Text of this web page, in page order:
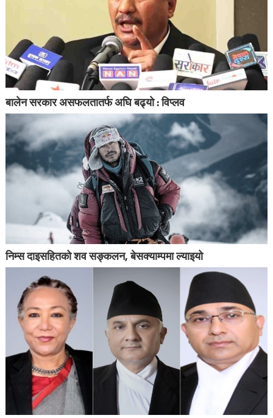
बालेन सरकार असफलतातर्फ अघि बढ्यो : विप्लव
निम्स दाइसहितको शव सङ्कलन, बेसक्याम्पमा ल्याइयो